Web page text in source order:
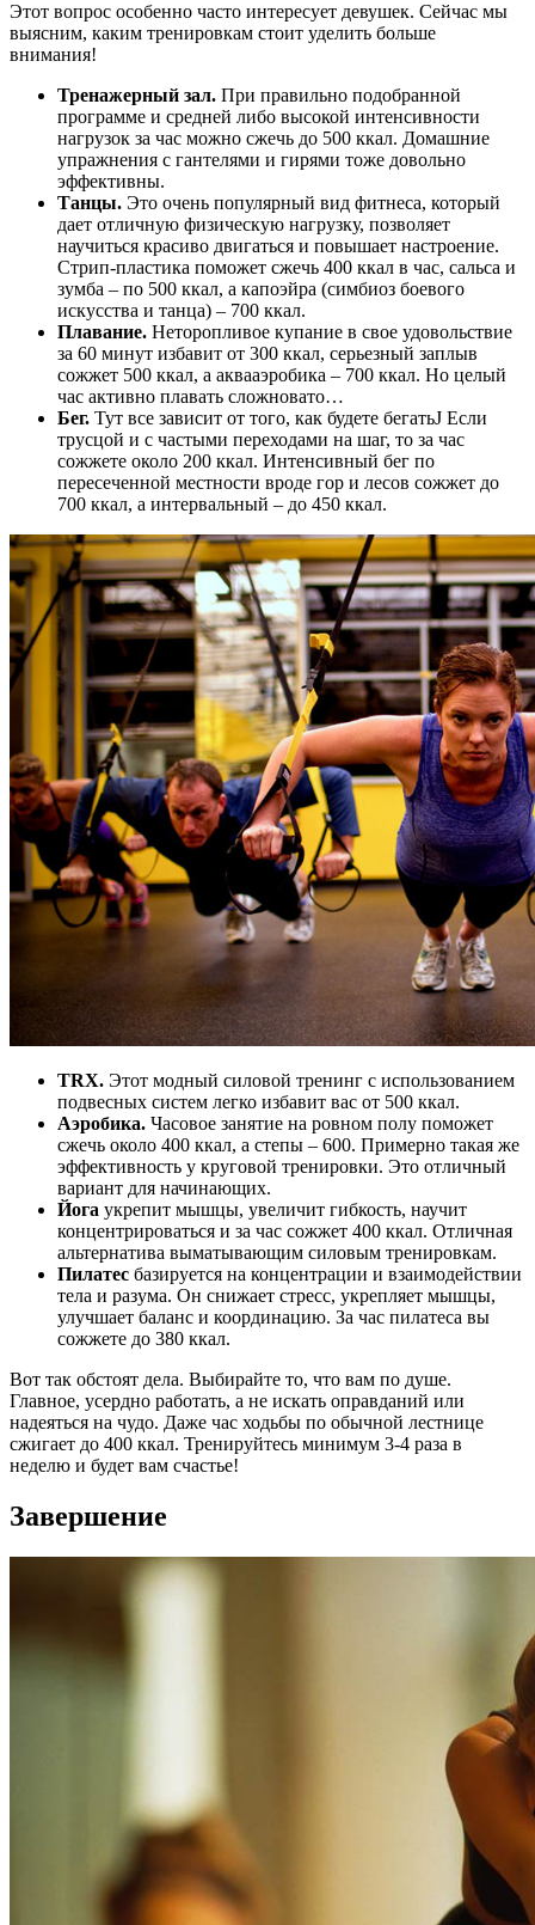
Этот вопрос особенно часто интересует девушек. Сейчас мы
выясним, каким тренировкам стоит уделить больше
внимания!
Тренажерный зал. При правильно подобранной
программе и средней либо высокой интенсивности
нагрузок за час можно сжечь до 500 ккал. Домашние
упражнения с гантелями и гирями тоже довольно
эффективны.
Танцы. Это очень популярный вид фитнеса, который
дает отличную физическую нагрузку, позволяет
научиться красиво двигаться и повышает настроение.
Стрип-пластика поможет сжечь 400 ккал в час, сальса и
зумба – по 500 ккал, а капоэйра (симбиоз боевого
искусства и танца) – 700 ккал.
Плавание. Неторопливое купание в свое удовольствие
за 60 минут избавит от 300 ккал, серьезный заплыв
сожжет 500 ккал, а аквааэробика – 700 ккал. Но целый
час активно плавать сложновато…
Бег. Тут все зависит от того, как будете бегатьJ Если
трусцой и с частыми переходами на шаг, то за час
сожжете около 200 ккал. Интенсивный бег по
пересеченной местности вроде гор и лесов сожжет до
700 ккал, а интервальный – до 450 ккал.
ТRX. Этот модный силовой тренинг с использованием
подвесных систем легко избавит вас от 500 ккал.
Аэробика. Часовое занятие на ровном полу поможет
сжечь около 400 ккал, а степы – 600. Примерно такая же
эффективность у круговой тренировки. Это отличный
вариант для начинающих.
Йога укрепит мышцы, увеличит гибкость, научит
концентрироваться и за час сожжет 400 ккал. Отличная
альтернатива выматывающим силовым тренировкам.
Пилатес базируется на концентрации и взаимодействии
тела и разума. Он снижает стресс, укрепляет мышцы,
улучшает баланс и координацию. За час пилатеса вы
сожжете до 380 ккал.
Вот так обстоят дела. Выбирайте то, что вам по душе.
Главное, усердно работать, а не искать оправданий или
надеяться на чудо. Даже час ходьбы по обычной лестнице
сжигает до 400 ккал. Тренируйтесь минимум 3-4 раза в
неделю и будет вам счастье!
Завершение